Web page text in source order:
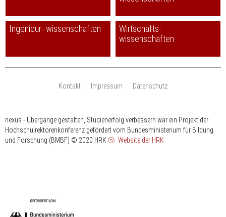
Ingenieur- wissenschaften
Wirtschafts-
wissenschaften
Kontakt Impressum Datenschutz
nexus - Übergänge gestalten, Studienerfolg verbessern war ein Projekt der
Hochschulrektorenkonferenz gefördert vom Bundesministerium für Bildung
und Forschung (BMBF) © 2020 HRK Website der HRK